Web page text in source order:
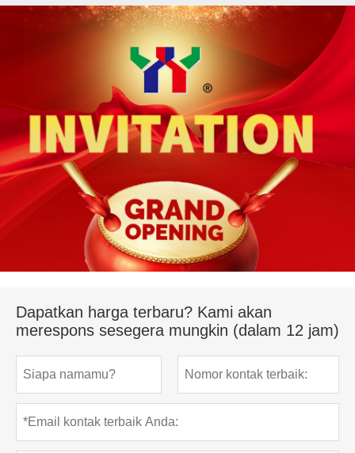
Dapatkan harga terbaru? Kami akan
merespons sesegera mungkin (dalam 12 jam)